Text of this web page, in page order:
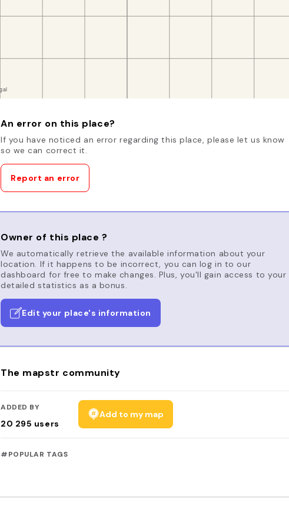
An error on this place?
If you have noticed an error regarding this place, please let us know
so we can correct it.
Report an error
Owner of this place ?
We automatically retrieve the available information about your
location. If it happens to be incorrect, you can log in to our
dashboard for free to make changes. Plus, you'll gain access to your
detailed statistics as a bonus.
Edit your place's information
The mapstr community
ADDED BY
20 295 users
Add to my map
#POPULAR TAGS